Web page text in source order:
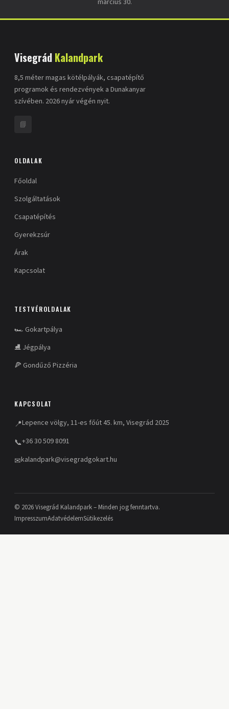
március 30.
Visegrád Kalandpark
8,5 méter magas kötélpályák, csapatépítő
programok és rendezvények a Dunakanyar
szívében. 2026 nyár végén nyit.
📘
OLDALAK
Főoldal
Szolgáltatások
Csapatépítés
Gyerekzsúr
Árak
Kapcsolat
TESTVÉROLDALAK
🏎️ Gokartpálya
⛸️ Jégpálya
🍕 Gondűző Pizzéria
KAPCSOLAT
📍Lepence völgy, 11-es főút 45. km, Visegrád 2025
📞+36 30 509 8091
✉kalandpark@visegradgokart.hu
© 2026 Visegrád Kalandpark – Minden jog fenntartva.
ImpresszumAdatvédelemSütikezelés